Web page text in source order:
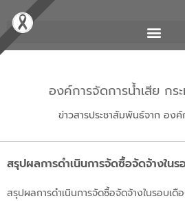
องค์การจัดการน้ำเสีย กร
ข่าวสารประชาสัมพันธ์จาก องค์
สรุปผลการดำเนินการจัดซื้อจัดจ้างใน
สรุปผลการดำเนินการจัดซื้อจัดจ้างในรอบเ